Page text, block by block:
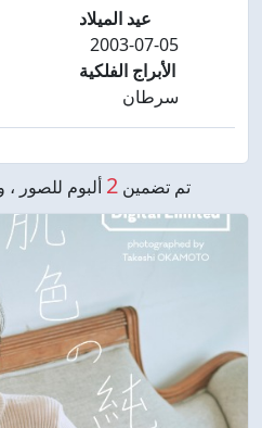
عيد الميلاد
2003-07-05
الأبراج الفلكية
سرطان
تم تضمين 2 ألبوم للصور ،